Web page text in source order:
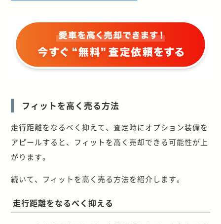
フィットを高く売る方法
走行距離をなるべく抑えて、査定時にオプション装備を
アピールすると、フィットを高く売却できる可能性が上
がります。
続いて、フィットを高く売る方法を紹介します。
走行距離をなるべく抑える